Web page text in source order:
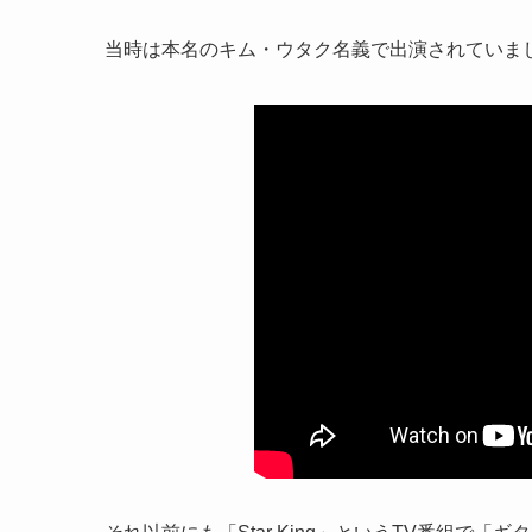
当時は本名のキム・ウタク名義で出演されていま